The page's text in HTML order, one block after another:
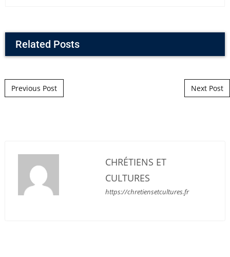
Related Posts
Post navigation
Previous Post Next Post
CHRÉTIENS ET
CULTURES
https://chretiensetcultures.fr